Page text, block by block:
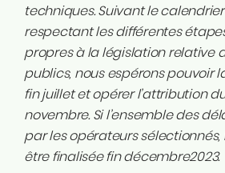
techniques. Suivant le
respectant les différentes
propres à la législation relative
publics, nous espérons pouvoir
fin juillet et opérer l’attribution
novembre. Si l’ensemble des
par les opérateurs sélectionnés,
être finalisée fin décembre2023.